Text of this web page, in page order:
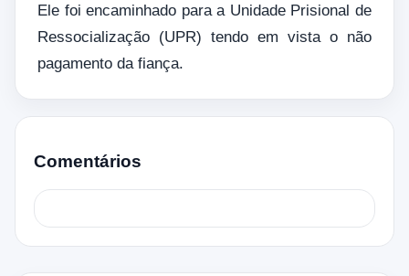
Ele foi encaminhado para a Unidade Prisional de
Ressocialização (UPR) tendo em vista o não
pagamento da fiança.
Comentários